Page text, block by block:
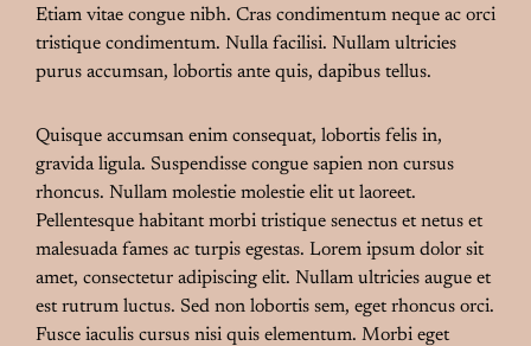
Etiam vitae congue nibh. Cras condimentum neque ac orci
tristique condimentum. Nulla facilisi. Nullam ultricies
purus accumsan, lobortis ante quis, dapibus tellus.
Quisque accumsan enim consequat, lobortis felis in,
gravida ligula. Suspendisse congue sapien non cursus
rhoncus. Nullam molestie molestie elit ut laoreet.
Pellentesque habitant morbi tristique senectus et netus et
malesuada fames ac turpis egestas. Lorem ipsum dolor sit
amet, consectetur adipiscing elit. Nullam ultricies augue et
est rutrum luctus. Sed non lobortis sem, eget rhoncus orci.
Fusce iaculis cursus nisi quis elementum. Morbi eget